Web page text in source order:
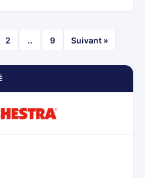
2 .. 9 Suivant »